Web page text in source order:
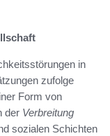
in
zufolge
Form von
der Verbreitung
sozialen Schichten